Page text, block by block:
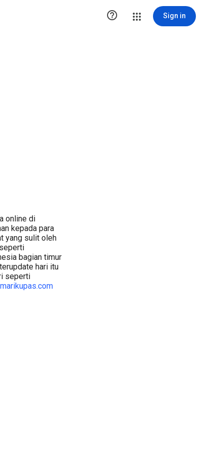
 Sign in
online di
kepada para
yang sulit oleh
bagian timur
hari itu
seperti